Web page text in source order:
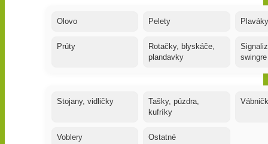
Olovo Pelety
Prúty
Rotačky, blyskáče,
plandavky
swingre
Stojany, vidličky
Tašky, púzdra,
kufríky
Voblery Ostatné